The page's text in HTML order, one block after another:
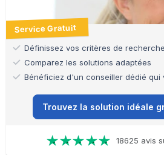
Service Gratuit
Définissez vos critères de recherche
Comparez les solutions adaptées
Bénéficiez d'un conseiller dédié qui
Trouvez la solution idéale
18625 avis